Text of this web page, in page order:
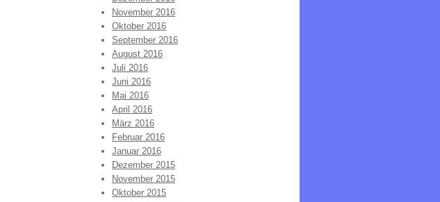
November 2016
Oktober 2016
September 2016
August 2016
Juli 2016
Juni 2016
Mai 2016
April 2016
März 2016
Februar 2016
Januar 2016
Dezember 2015
November 2015
Oktober 2015